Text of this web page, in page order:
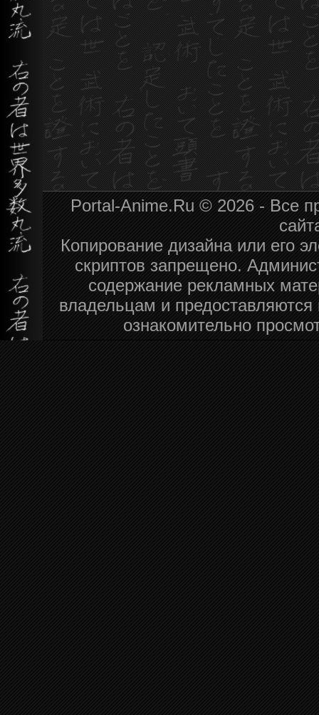
Portal-Anime.Ru © 2026 - Все
Копирование дизайна или его
скриптов запрещено.
содержание рекламных
владельцам и
ознакомительно